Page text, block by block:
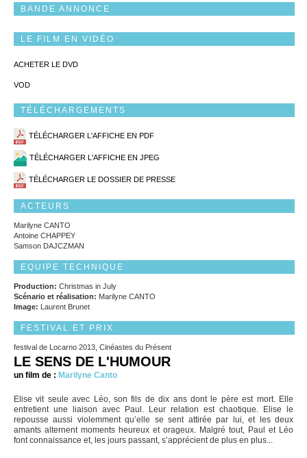
BANDE ANNONCE
LE FILM EN VIDÉO
ACHETER LE DVD
VOD
TÉLÉCHARGEMENTS
TÉLÉCHARGER L'AFFICHE EN PDF
TÉLÉCHARGER L'AFFICHE EN JPEG
TÉLÉCHARGER LE DOSSIER DE PRESSE
ACTEURS
Marilyne CANTO
Antoine CHAPPEY
Samson DAJCZMAN
EQUIPE TECHNIQUE
Production: Christmas in July
Scénario et réalisation: Marilyne CANTO
Image: Laurent Brunet
FESTIVAL ET PRIX
festival de Locarno 2013, Cinéastes du Présent
LE SENS DE L'HUMOUR
un film de : Marilyne Canto
Elise vit seule avec Léo, son fils de dix ans dont le père est mort. Elle
entretient une liaison avec Paul. Leur relation est chaotique. Elise le
repousse aussi violemment qu’elle se sent attirée par lui, et les deux
amants alternent moments heureux et orageux. Malgré tout, Paul et Léo
font connaissance et, les jours passant, s’apprécient de plus en plus...